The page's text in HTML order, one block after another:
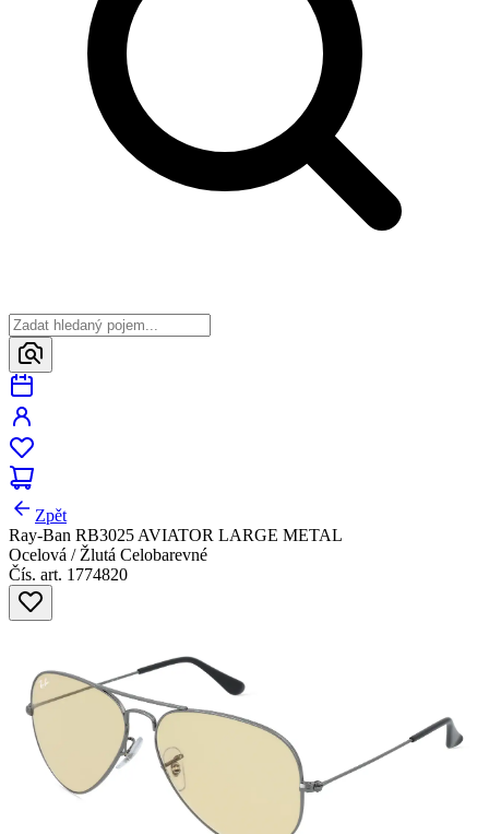
Zpět
Ray-Ban RB3025 AVIATOR LARGE METAL
Ocelová / Žlutá Celobarevné
Čís. art. 1774820